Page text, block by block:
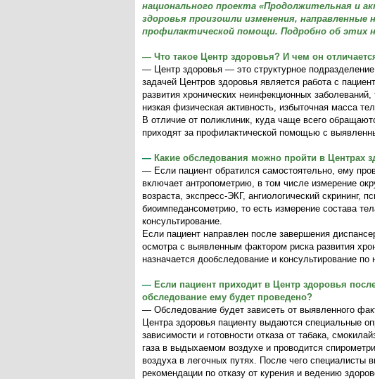
национального проекта «Продолжительная и
здоровья произошли изменения,
профилактической помощи. Подробно об этих
— Что такое Центр здоровья? И чем он
— Центр здоровья — это структурное
задачей Центров здоровья является работа с
развития хронических неинфекционных
низкая физическая активность, избыточная масса
В отличие от поликлиник, куда чаще всего
приходят за профилактической помощью с
— Какие обследования можно пройти в Центрах
— Если пациент обратился самостоятельно, ему
включает антропометрию, в том числе измерение
возраста, экспресс-ЭКГ, ангиологический скрининг,
биоимпедансометрию, то есть измерение состава
консультирование.
Если пациент направлен после завершения
осмотра с выявленным фактором риска развития
назначается дообследование и консультирование по
— Если пациент приходит в Центр здоровья
обследование ему будет проведено?
— Обследование будет зависеть от выявленного
Центра здоровья пациенту выдаются специальные
зависимости и готовности отказа от табака,
газа в выдыхаемом воздухе и проводится
воздуха в легочных путях. После чего
рекомендации по отказу от курения и ведению